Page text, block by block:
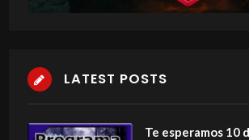
LATEST POSTS
Te esperamos 10